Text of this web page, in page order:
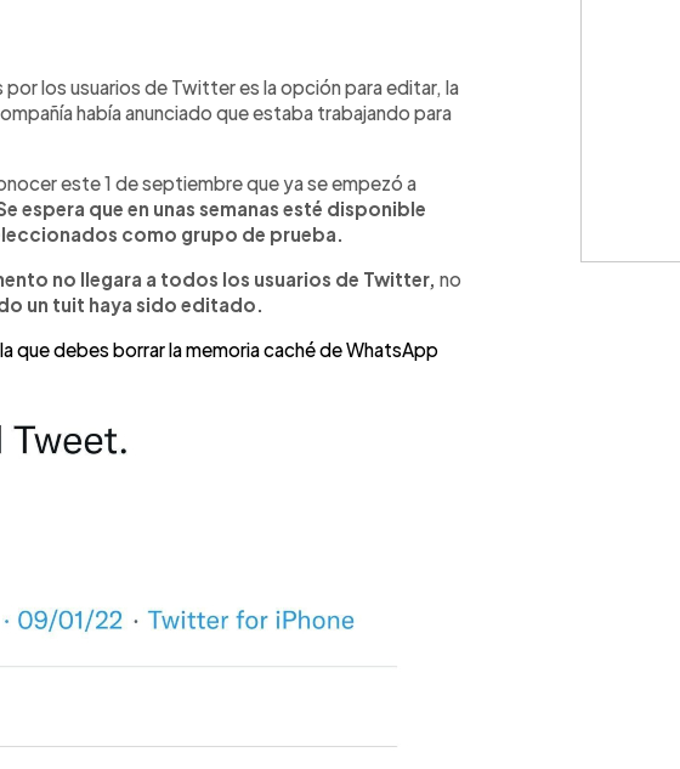
los usuarios de Twitter es la opción para editar, la
había anunciado que estaba trabajando para
este 1 de septiembre que ya se empezó a
espera que en unas semanas esté disponible
como grupo de prueba.
no llegara a todos los usuarios de Twitter, no
un tuit haya sido editado.
que debes borrar la memoria caché de WhatsApp